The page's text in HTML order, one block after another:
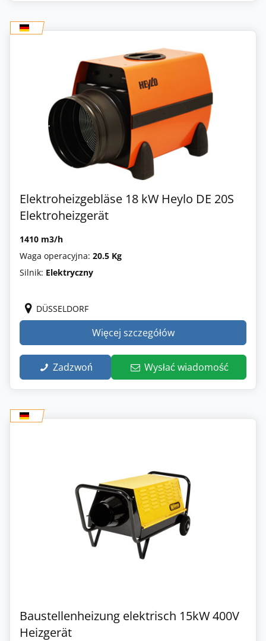
Elektroheizgebläse 18 kW Heylo DE 20S
Elektroheizgerät
1410 m3/h
Waga operacyjna: 20.5 Kg
Silnik: Elektryczny
DÜSSELDORF
Więcej szczegółów
Zadzwoń Wysłać wiadomość
Baustellenheizung elektrisch 15kW 400V
Heizgerät